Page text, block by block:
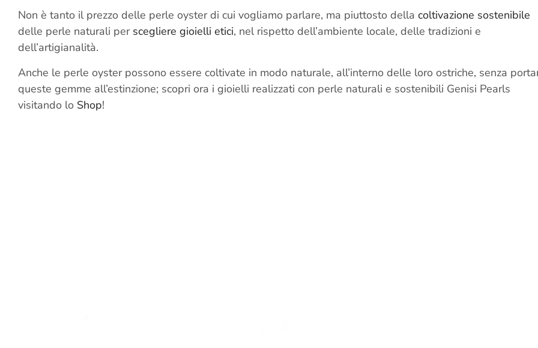
Non è tanto il prezzo delle perle oyster di cui vogliamo parlare, ma piuttosto della coltivazione sostenibile
delle perle naturali per scegliere gioielli etici, nel rispetto dell’ambiente locale, delle tradizioni e
dell’artigianalità.
Anche le perle oyster possono essere coltivate in modo naturale, all’interno delle loro ostriche, senza
queste gemme all’estinzione; scopri ora i gioielli realizzati con perle naturali e sostenibili Genisi Pearls
visitando lo Shop!